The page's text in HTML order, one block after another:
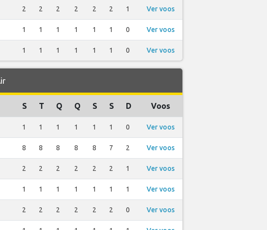
2 2 2 2 2 2 1 Ver voos
1 1 1 1 1 1 0 Ver voos
1 1 1 1 1 1 0 Ver voos
S T Q Q S S D Voos
1 1 1 1 1 1 0 Ver voos
8 8 8 8 8 7 2 Ver voos
2 2 2 2 2 2 1 Ver voos
1 1 1 1 1 1 1 Ver voos
2 2 2 2 2 2 0 Ver voos